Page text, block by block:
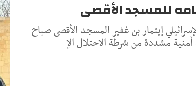
للمسجد الأقصى
إيتمار بن غفير المسجد الأقصى صباح
مشددة من شرطة الاحتلال الإ